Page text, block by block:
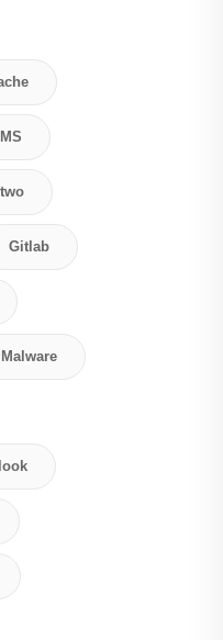
Gitlab
Malware